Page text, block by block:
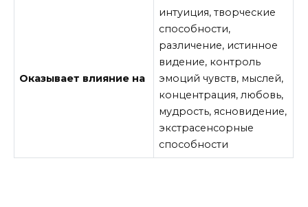
Оказывает влияние на
интуиция, творческие
способности,
различение, истинное
видение, контроль
эмоций чувств, мыслей,
концентрация, любовь,
мудрость, ясновидение,
экстрасенсорные
способности